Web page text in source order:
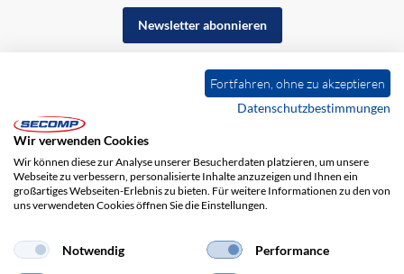
Newsletter abonnieren
Impressum Haftungsausschluss
Fortfahren, ohne zu akzeptieren
Datenschutzbestimmungen
Wir verwenden Cookies
Wir können diese zur Analyse unserer Besucherdaten platzieren, um unsere
Webseite zu verbessern, personalisierte Inhalte anzuzeigen und Ihnen ein
großartiges Webseiten-Erlebnis zu bieten. Für weitere Informationen zu den von
uns verwendeten Cookies öffnen Sie die Einstellungen.
Notwendig Performance